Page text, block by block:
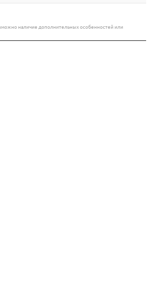
наличие дополнительных особенностей или